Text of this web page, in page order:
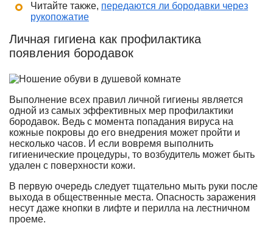
Читайте также, передаются ли бородавки через
рукопожатие
Личная гигиена как профилактика
появления бородавок
Выполнение всех правил личной гигиены является
одной из самых эффективных мер профилактики
бородавок. Ведь с момента попадания вируса на
кожные покровы до его внедрения может пройти и
несколько часов. И если вовремя выполнить
гигиенические процедуры, то возбудитель может быть
удален с поверхности кожи.
В первую очередь следует тщательно мыть руки после
выхода в общественные места. Опасность заражения
несут даже кнопки в лифте и перилла на лестничном
проеме.